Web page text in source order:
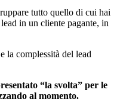
tutto quello di cui hai
in un cliente pagante, in
la complessità del lead
“la svolta” per le
al momento.